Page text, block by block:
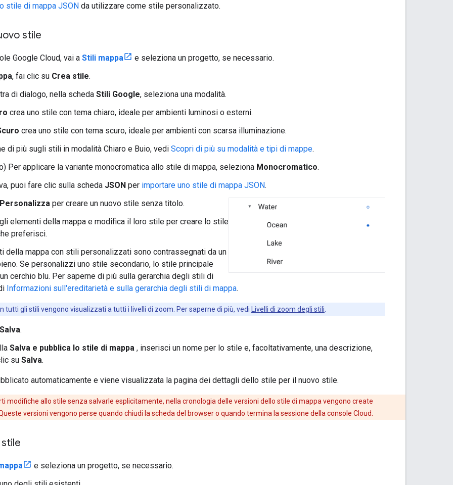
stile di mappa JSON da utilizzare come stile personalizzato.
stile
Google Cloud, vai a Stili mappa
e seleziona un progetto, se necessario.
, fai clic su Crea stile.
di dialogo, nella scheda Stili Google, seleziona una modalità.
crea uno stile con tema chiaro, ideale per ambienti luminosi o esterni.
crea uno stile con tema scuro, ideale per ambienti con scarsa illuminazione.
di più sugli stili in modalità Chiaro e Buio, vedi Scopri di più su modalità e tipi di mappe.
Per applicare la variante monocromatica allo stile di mappa, seleziona Monocromatico.
puoi fare clic sulla scheda JSON per importare uno stile di mappa JSON.
Personalizza per creare un nuovo stile senza titolo.
gli elementi della mappa e modifica il loro stile per creare lo stile
preferisci.
della mappa con stili personalizzati sono contrassegnati da un
Se personalizzi uno stile secondario, lo stile principale
un cerchio blu. Per saperne di più sulla gerarchia degli stili di
Informazioni sull'ereditarietà e sulla gerarchia degli stili di mappa.
tutti gli stili vengono visualizzati a tutti i livelli di zoom. Per saperne di più, vedi Livelli di zoom degli stili
Salva.
Salva e pubblica lo stile di mappa , inserisci un nome per lo stile e, facoltativamente, una descrizione,
su Salva.
automaticamente e viene visualizzata la pagina dei dettagli dello stile per il nuovo stile.
modifiche allo stile senza salvarle esplicitamente, nella cronologia delle versioni dello stile di mappa vengono create
Queste versioni vengono perse quando chiudi la scheda del browser o quando termina la sessione della console Cloud.
stile
e seleziona un progetto, se necessario.